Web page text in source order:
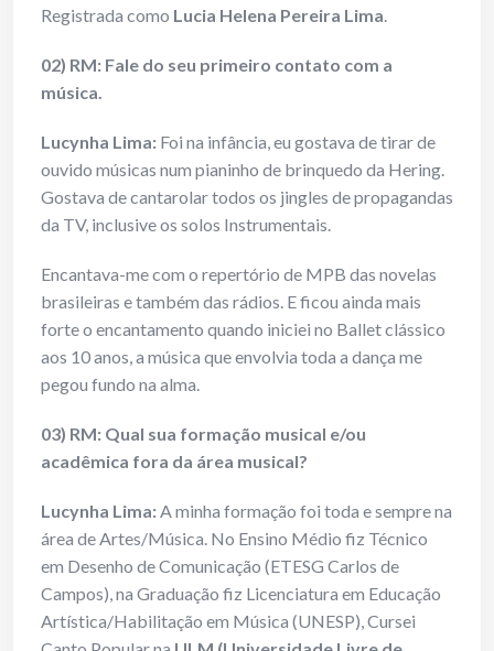
Registrada como Lucia Helena Pereira Lima.
02) RM: Fale do seu primeiro contato com a
música.
Lucynha Lima: Foi na infância, eu gostava de tirar de
ouvido músicas num pianinho de brinquedo da Hering.
Gostava de cantarolar todos os jingles de propagandas
da TV, inclusive os solos Instrumentais.
Encantava-me com o repertório de MPB das novelas
brasileiras e também das rádios. E ficou ainda mais
forte o encantamento quando iniciei no Ballet clássico
aos 10 anos, a música que envolvia toda a dança me
pegou fundo na alma.
03) RM: Qual sua formação musical e/ou
acadêmica fora da área musical?
Lucynha Lima:A minha formação foi toda e sempre na
área de Artes/Música. No Ensino Médio fiz Técnico
em Desenho de Comunicação (ETESG Carlos de
Campos), na Graduação fiz Licenciatura em Educação
Artística/Habilitação em Música (UNESP), Cursei